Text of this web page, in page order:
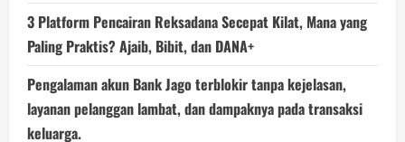
3 Platform Pencairan Reksadana Secepat Kilat, Mana yang
Paling Praktis? Ajaib, Bibit, dan DANA+
Pengalaman akun Bank Jago terblokir tanpa kejelasan,
layanan pelanggan lambat, dan dampaknya pada transaksi
keluarga.